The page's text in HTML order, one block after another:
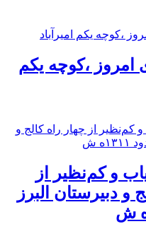
امروز ،کوچه یکم
و کم‌نظیر از
و دبيرستان البرز